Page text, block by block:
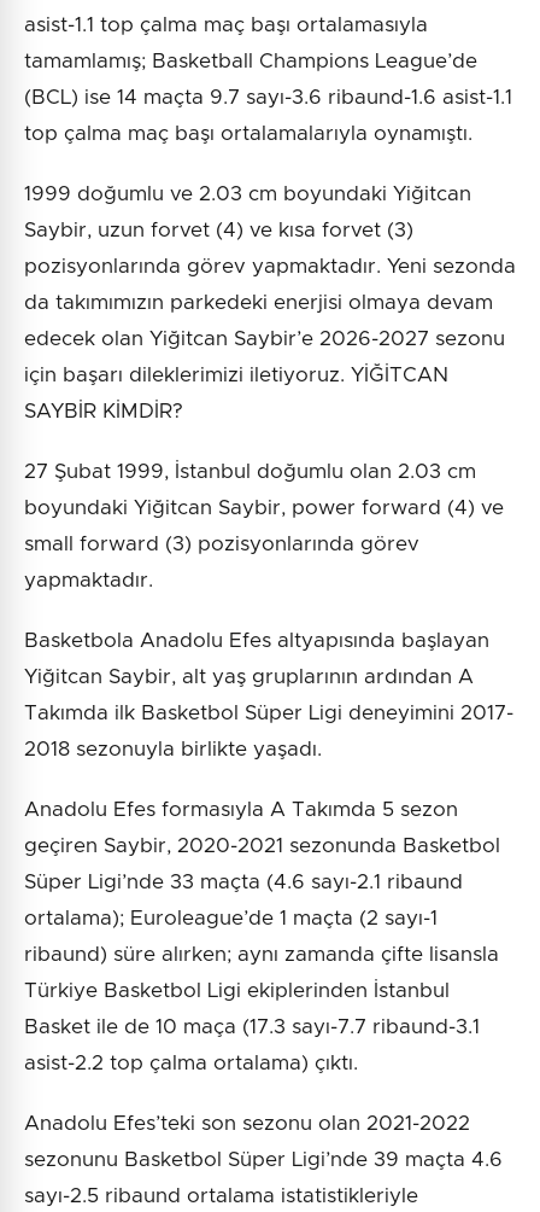
asist-1.1 top çalma maç başı ortalamasıyla
tamamlamış; Basketball Champions League’de
(BCL) ise 14 maçta 9.7 sayı-3.6 ribaund-1.6 asist-1.1
top çalma maç başı ortalamalarıyla oynamıştı.
1999 doğumlu ve 2.03 cm boyundaki Yiğitcan
Saybir, uzun forvet (4) ve kısa forvet (3)
pozisyonlarında görev yapmaktadır. Yeni sezonda
da takımımızın parkedeki enerjisi olmaya devam
edecek olan Yiğitcan Saybir’e 2026-2027 sezonu
için başarı dileklerimizi iletiyoruz. YİĞİTCAN
SAYBİR KİMDİR?
27 Şubat 1999, İstanbul doğumlu olan 2.03 cm
boyundaki Yiğitcan Saybir, power forward (4) ve
small forward (3) pozisyonlarında görev
yapmaktadır.
Basketbola Anadolu Efes altyapısında başlayan
Yiğitcan Saybir, alt yaş gruplarının ardından A
Takımda ilk Basketbol Süper Ligi deneyimini 2017-
2018 sezonuyla birlikte yaşadı.
Anadolu Efes formasıyla A Takımda 5 sezon
geçiren Saybir, 2020-2021 sezonunda Basketbol
Süper Ligi’nde 33 maçta (4.6 sayı-2.1 ribaund
ortalama); Euroleague’de 1 maçta (2 sayı-1
ribaund) süre alırken; aynı zamanda çifte lisansla
Türkiye Basketbol Ligi ekiplerinden İstanbul
Basket ile de 10 maça (17.3 sayı-7.7 ribaund-3.1
asist-2.2 top çalma ortalama) çıktı.
Anadolu Efes’teki son sezonu olan 2021-2022
sezonunu Basketbol Süper Ligi’nde 39 maçta 4.6
sayı-2.5 ribaund ortalama istatistikleriyle